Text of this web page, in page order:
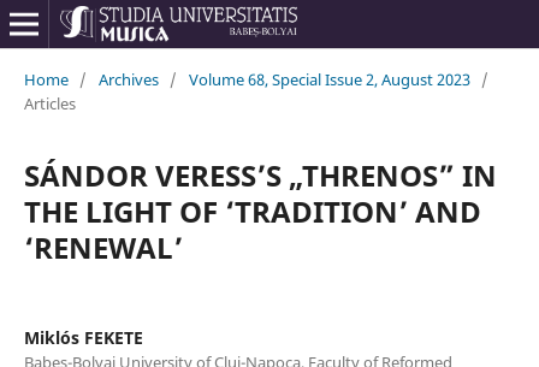
Home / Archives / Volume 68, Special Issue 2, August 2023 /
Articles
SÁNDOR VERESS’S „THRENOS” IN
THE LIGHT OF ‘TRADITION’ AND
‘RENEWAL’
Miklós FEKETE
Babeș-Bolyai University of Cluj-Napoca, Faculty of Reformed